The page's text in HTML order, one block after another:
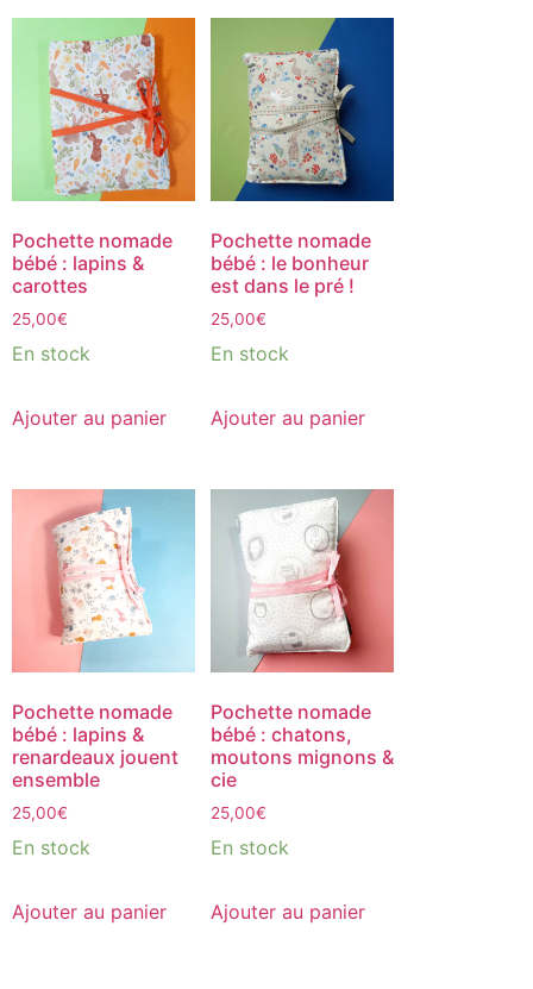
Pochette nomade
bébé : lapins &
carottes
25,00€
En stock
Ajouter au panier
Pochette nomade
bébé : le bonheur
est dans le pré !
25,00€
En stock
Ajouter au panier
Pochette nomade
bébé : lapins &
renardeaux jouent
ensemble
25,00€
En stock
Ajouter au panier
Pochette nomade
bébé : chatons,
moutons mignons &
cie
25,00€
En stock
Ajouter au panier